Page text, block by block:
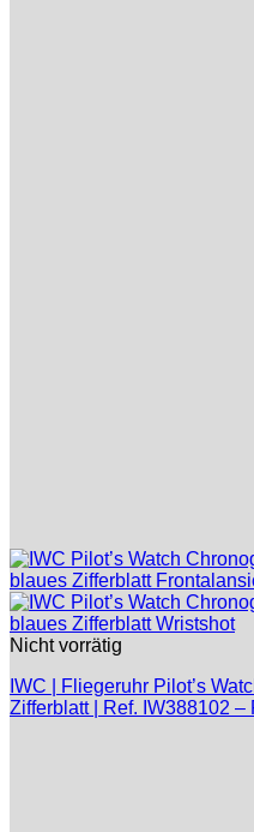
Nicht vorrätig
IWC | Fliegeruhr Pilot’s
Zifferblatt | Ref. IW388102 –